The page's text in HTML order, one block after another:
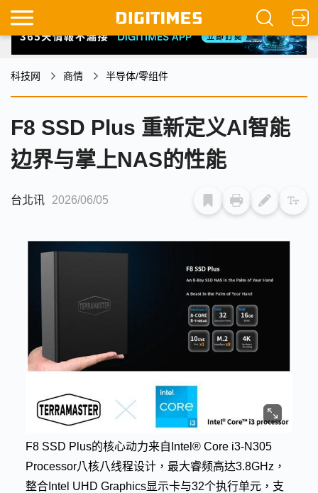
科技网 商情 半导体/零组件
F8 SSD Plus 重新定义AI智能
边界与掌上NAS的性能
台北讯 2026/06/05
F8 SSD Plus的核心动力来自Intel® Core i3-N305
Processor八核八线程设计，最大睿频高达3.8GHz，
整合Intel UHD Graphics显示卡与32个执行单元，支